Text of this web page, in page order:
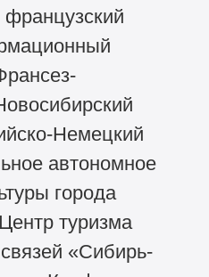
французский
Немецкий
автономное
города
туризма
«Сибирь-